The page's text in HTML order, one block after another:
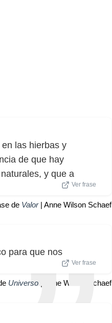
las hierbas y
de que hay
y que a
Ver frase
de Valor| Anne Wilson Schaef
para que nos
Ver frase
Universo | Anne Wilson Schaef